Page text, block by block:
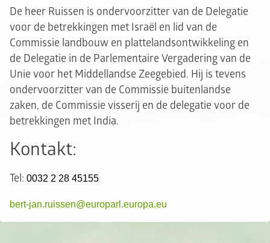
De heer Ruissen is ondervoorzitter van de Delegatie
voor de betrekkingen met Israël en lid van de
Commissie landbouw en plattelandsontwikkeling en
de Delegatie in de Parlementaire Vergadering van de
Unie voor het Middellandse Zeegebied. Hij is tevens
ondervoorzitter van de Commissie buitenlandse
zaken, de Commissie visserij en de delegatie voor de
betrekkingen met India.
Kontakt:
Tel: 0032 2 28 45155
bert-jan.ruissen@europarl.europa.eu